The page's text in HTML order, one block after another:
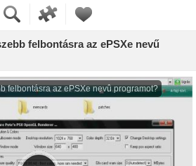
felbontásra az ePSXe nevű